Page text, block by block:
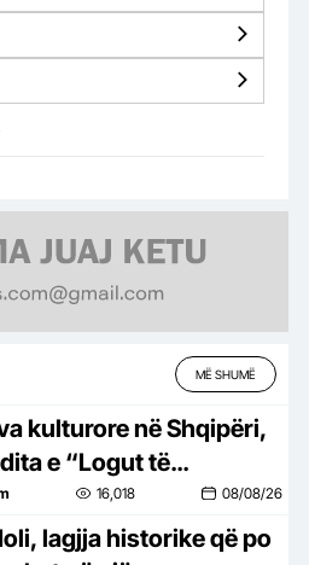
MË SHUMË
kulturore në Shqipëri,
e “Logut të
te tingujt e “Porto
Festival”
16,018 08/08/26
lagjja historike që po